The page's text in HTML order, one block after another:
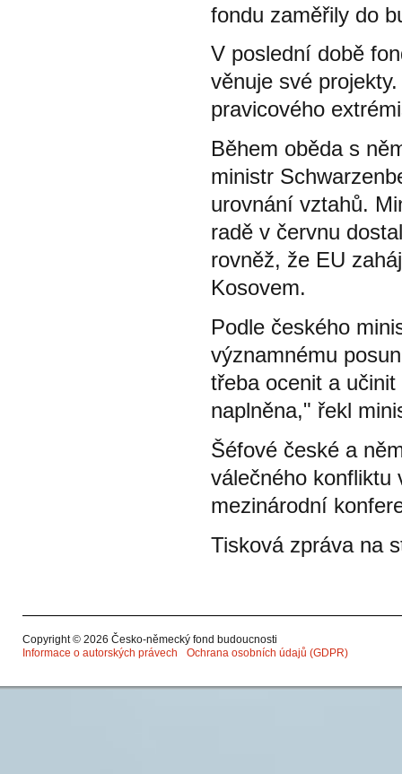
fondu zaměřily do
V poslední době
věnuje své
pravicového
Během oběda s
ministr
urovnání vztahů.
radě v červnu
rovněž, že EU
Kosovem.
Podle českého
významnému
třeba ocenit a
naplněna," řekl
Šéfové české a
válečného konfliktu
mezinárodní
Tisková zpráva na
Copyright © 2026 Česko-německý fond budoucnosti
Informace o autorských právech
Ochrana osobních údajů (GDPR)